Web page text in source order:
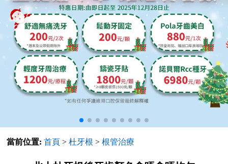
醫療新聞 medical news
種植牙 dental implant
箍牙 orthodontics
收費標準 change standard
預約牙醫 contact us
當前位置: 首頁 >杜牙根 >根管治療